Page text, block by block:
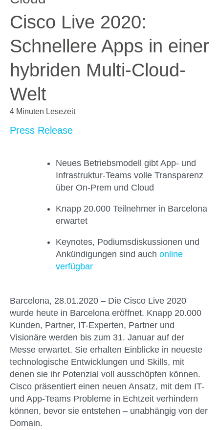
Cisco Live 2020:
Schnellere Apps in einer
hybriden Multi-Cloud-
Welt
4 Minuten Lesezeit
Press Release
Neues Betriebsmodell gibt App- und
Infrastruktur-Teams volle Transparenz
über On-Prem und Cloud
Knapp 20.000 Teilnehmer in Barcelona
erwartet
Keynotes, Podiumsdiskussionen und
Ankündigungen sind auch online
verfügbar
Barcelona, 28.01.2020 – Die Cisco Live 2020
wurde heute in Barcelona eröffnet. Knapp 20.000
Kunden, Partner, IT-Experten, Partner und
Visionäre werden bis zum 31. Januar auf der
Messe erwartet. Sie erhalten Einblicke in neueste
technologische Entwicklungen und Skills, mit
denen sie ihr Potenzial voll ausschöpfen können.
Cisco präsentiert einen neuen Ansatz, mit dem IT-
und App-Teams Probleme in Echtzeit verhindern
können, bevor sie entstehen – unabhängig von der
Domain.